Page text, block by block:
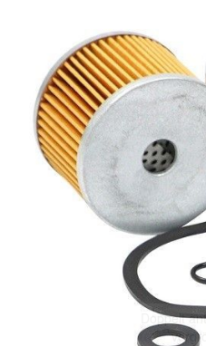
Doppelt